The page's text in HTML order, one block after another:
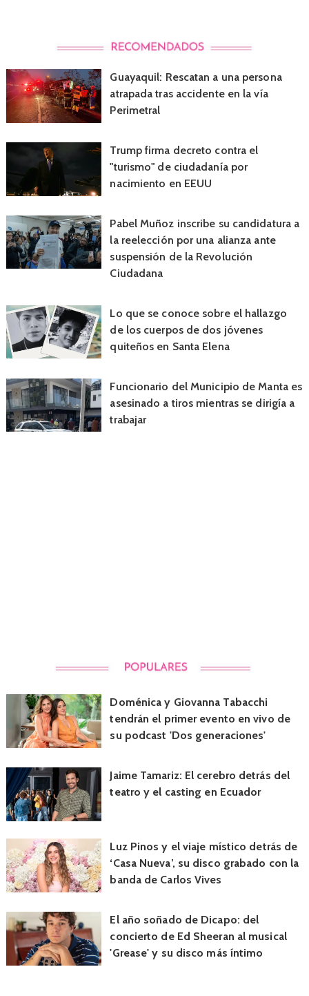
Guayaquil: Rescatan a una persona
atrapada tras accidente en la vía
Perimetral
Trump firma decreto contra el
"turismo" de ciudadanía por
nacimiento en EEUU
Pabel Muñoz inscribe su candidatura a
la reelección por una alianza ante
suspensión de la Revolución
Ciudadana
Lo que se conoce sobre el hallazgo
de los cuerpos de dos jóvenes
quiteños en Santa Elena
Funcionario del Municipio de Manta es
asesinado a tiros mientras se dirigía a
trabajar
Doménica y Giovanna Tabacchi
tendrán el primer evento en vivo de
su podcast 'Dos generaciones'
Jaime Tamariz: El cerebro detrás del
teatro y el casting en Ecuador
Luz Pinos y el viaje místico detrás de
‘Casa Nueva’, su disco grabado con la
banda de Carlos Vives
El año soñado de Dicapo: del
concierto de Ed Sheeran al musical
'Grease' y su disco más íntimo